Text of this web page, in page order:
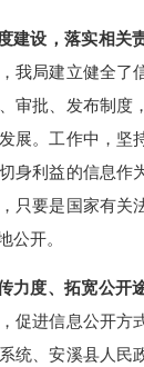
建设，落实相关
我局建立健全了
审批、发布制度
展。工作中，坚
身利益的信息作
只要是国家有关
公开。
力度、拓宽公开
促进信息公开方
统、安溪县人民